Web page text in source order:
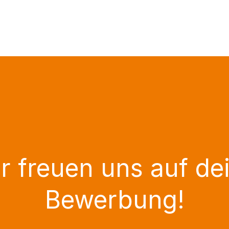
freuen uns auf
Bewerbung!